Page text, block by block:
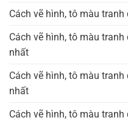
Cách vẽ hình, tô màu
Cách vẽ hình, tô màu
nhất
Cách vẽ hình, tô màu
nhất
Cách vẽ hình, tô màu